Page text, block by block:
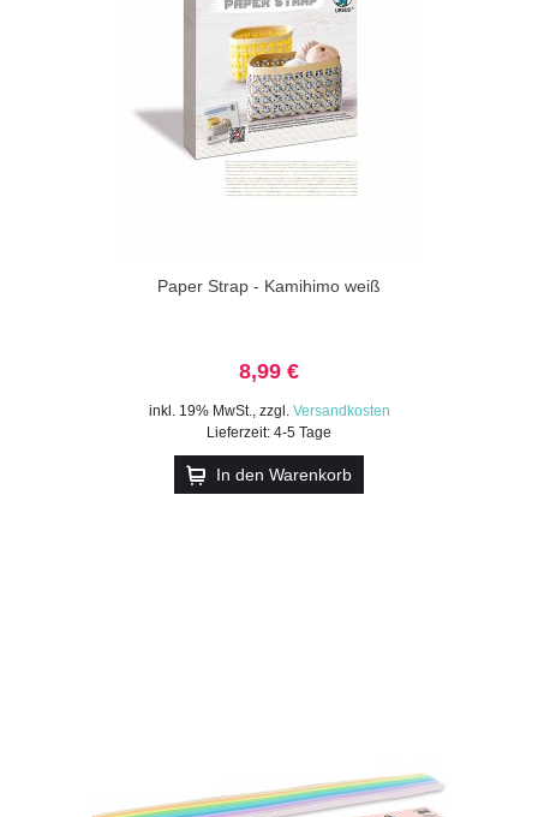
Paper Strap - Kamihimo weiß
8,99 €
inkl. 19% MwSt., zzgl. Versandkosten
Lieferzeit: 4-5 Tage
In den Warenkorb